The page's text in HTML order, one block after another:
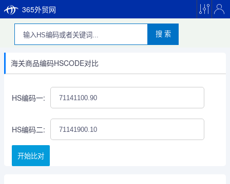
365外贸网
搜 索
海关商品编码HSCODE对比
HS编码一:
HS编码二:
开始比对